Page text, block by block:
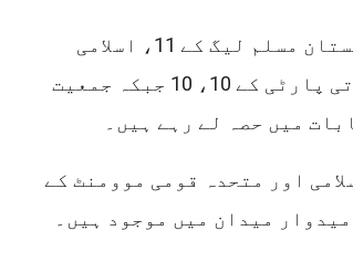
استحکام پاکستان پارٹی کے 15، پاکستان مسلم لیگ کے 11، اسلامی
تحریک پاکستان اور پاکستان نظریاتی پارٹی کے 10، 10 جبکہ جمعیت
کے 7، جماعت اسلامی اور متحدہ قومی موومنٹ کے